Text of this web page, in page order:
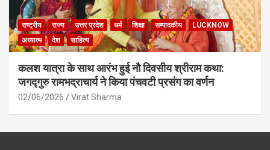
राष्ट्रीय राज्य उत्तर प्रदेश धर्म शिक्षा सम्पादकीय
LUCKNOW
अध्यात्म
देश साहित्य
कलश यात्रा के साथ आरंभ हुई नौ दिवसीय श्रीराम कथा:
जगद्गुरु रामभद्राचार्य ने किया पंचवटी प्रसंग का वर्णन
02/06/2026 Virat Sharma